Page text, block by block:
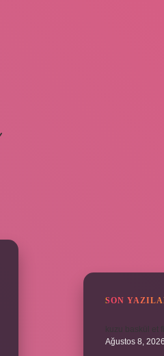
SON
kuzu baskül et
Ağustos 8, 2026